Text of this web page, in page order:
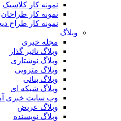
نمونه کار کلاسیک
نمونه کار طراحان
نمونه کار طراح
وبلاگ
مجله خبری
وبلاگ تاثیر گذار
وبلاگ نوشتاری
وبلاگ مترویی
وبلاگ بنائی
وبلاگ شبکه ای
وب سایت خبری
وبلاگ عریض
وبلاگ نویسنده